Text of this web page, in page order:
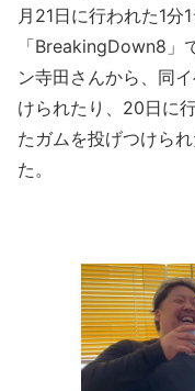
月21日に行われた1分
「BreakingDown8」
ン寺田さんから、同
けられたり、20日に
たガムを投げつけら
た。